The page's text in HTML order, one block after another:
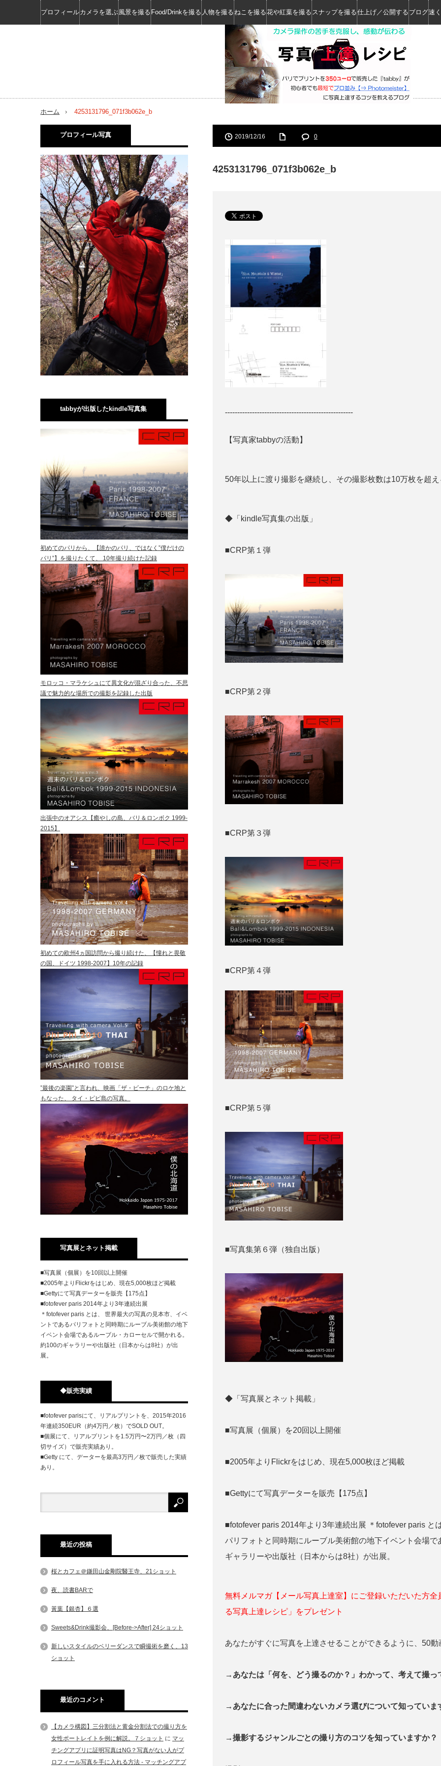
プロフィールカメラを選ぶ風景を撮る Food/Drinkを撮る 人物を撮るねこを撮る花や紅葉を撮る スナップを撮る仕上げ／公開する ブログ速
ホーム 4253131796_071f3b062e_b
2019/12/16 0
4253131796_071f3b062e_b
----------------------------------------------------
【写真家tabbyの活動】
50年以上に渡り撮影を継続し、その撮影枚数は10万枚を超
◆「kindle写真集の出版」
■CRP第１弾
■CRP第２弾
■CRP第３弾
■CRP第４弾
■CRP第５弾
■写真集第６弾（独自出版）
◆「写真展とネット掲載」
■写真展（個展）を20回以上開催
■2005年よりFlickrをはじめ、現在5,000枚ほど掲載
■Gettyにて写真データーを販売【175点】
■fotofever paris 2014年より3年連続出展 ＊fotofever paris
パリフォトと同時期にルーブル美術館の地下イベント会場
ギャラリーや出版社（日本からは8社）が出展。
無料メルマガ【メール写真上達室】にご登録いただいた方
る写真上達レシピ」をプレゼント
あなたがすぐに写真を上達させることができるように、50
→あなたは「何を、どう撮るのか？」わかって、考えて撮
→あなたに合った間違わないカメラ選びについて知っていま
→撮影するジャンルごとの撮り方のコツを知っていますか？
プロフィール写真
tabbyが出版したkindle写真集
初めてのパリから、【誰かのパリ、ではなく”僕だけの
パリ”】を撮りたくて、 10年撮り続けた記録
モロッコ・マラケシュにて異文化が混ざり合った、不思
議で魅力的な場所での撮影を記録した出版
出張中のオアシス【癒やしの島、バリ＆ロンボク 1999-
2015】
初めての欧州4ヵ国訪問から撮り続けた、【憧れと畏敬
の国、ドイツ 1998-2007】10年の記録
”最後の楽園”と言われ、映画「ザ・ビーチ」のロケ地と
もなった、 タイ・ピピ島の写真。
写真展とネット掲載
■写真展（個展）を10回以上開催
■2005年よりFlickrをはじめ、現在5,000枚ほど掲載
■Gettyにて写真データーを販売【175点】
■fotofever paris 2014年より3年連続出展
＊fotofever paris とは、 世界最大の写真の見本市、イベ
ントであるパリフォトと同時期にルーブル美術館の地下
イベント会場であるルーブル・カローセルで開かれる。
約100のギャラリーや出版社（日本からは8社）が出
展。
◆販売実績
■fotofever parisにて、リアルプリントを、2015年2016
年連続350EUR（約4万円／枚）でSOLD OUT。
■個展にて、リアルプリントを1.5万円〜2万円／枚（四
切サイズ）で販売実績あり。
■Getty にて、データーを最高3万円／枚で販売した実績
あり。
最近の投稿
桜とカフェ＠鎌田山金剛院醫王寺、21ショット
夜、読書BARで
黃葉【銀杏】６選
Sweets&Drink撮影会、[Before->After] 24ショット
新しいスタイルのベリーダンスで瞬撮術を磨く、13
ショット
最近のコメント
【カメラ構図】三分割法と黄金分割法での撮り方を
女性ポートレイトを例に解説。７ショット に マッ
チングアプリに証明写真はNG？写真がない人がプ
ロフィール写真を手に入れる方法 - マッチングアプ